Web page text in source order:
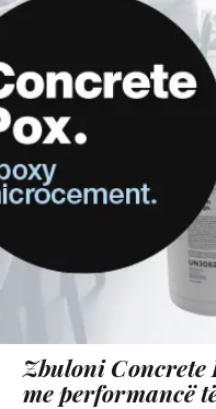
ZbuloniConcrete
me performancë